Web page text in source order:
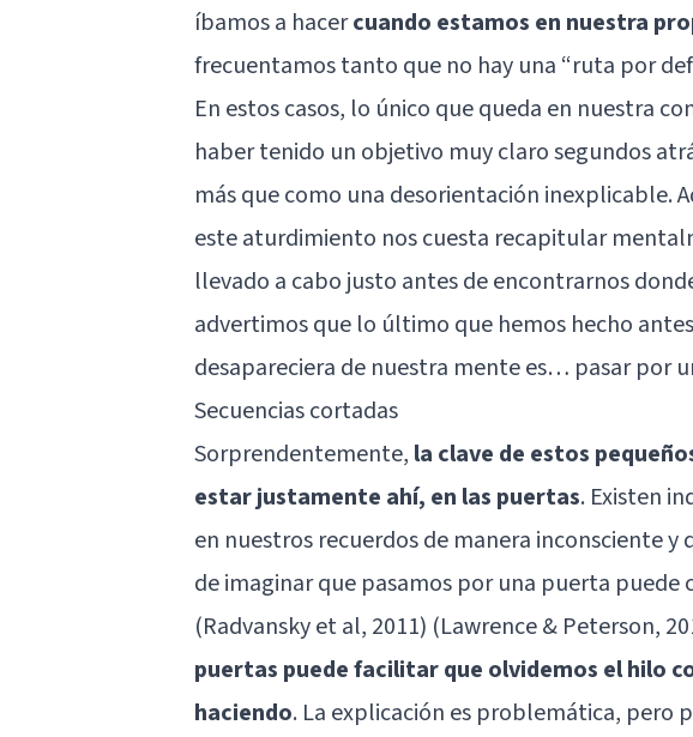
íbamos a hacercuando estamos en nuestra
frecuentamos tanto que no hay una “ruta por
En estos casos, lo único que queda en nuestra
haber tenido un objetivo muy claro segundos
más que como una desorientación inexplicable.
este aturdimiento nos cuesta recapitular
llevado a cabo justo antes de encontrarnos
advertimos que lo último que hemos hecho
desapareciera de nuestra mente es… pasar por
Secuencias cortadas
Sorprendentemente, la clave de estos
estar justamente ahí, en las puertas. Existen
en nuestros recuerdos de manera inconsciente
de imaginar que pasamos por una puerta puede
(Radvansky et al, 2011) (Lawrence & Peterson,
puertas puede facilitar que olvidemos el hilo
haciendo. La explicación es problemática, pero